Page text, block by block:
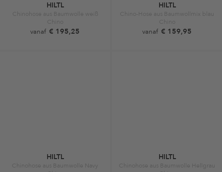
HILTL
Chinohose aus Baumwolle weiß
Chino
vanaf € 195,25
HILTL
Chino-Hose aus Baumwollmix blau
Chino
vanaf € 159,95
HILTL
Chinohose aus Baumwolle Navy
HILTL
Chinohose aus Baumwolle Hellgrau